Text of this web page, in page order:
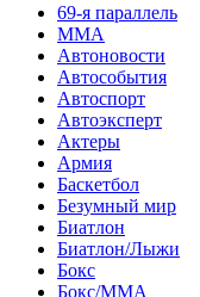
69-я параллель
MMA
Автоновости
Автособытия
Автоспорт
Автоэксперт
Актеры
Армия
Баскетбол
Безумный мир
Биатлон
Биатлон/Лыжи
Бокс
Бокс/MMA